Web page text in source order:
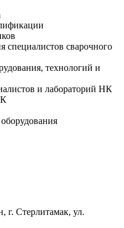
специалистов сварочного
технологий и
и лабораторий НК
г. Стерлитамак, ул.